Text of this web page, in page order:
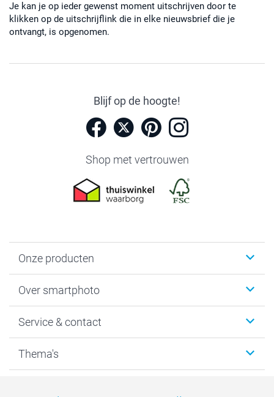
Je kan je op ieder gewenst moment uitschrijven door te
klikken op de uitschrijflink die in elke nieuwsbrief die je
ontvangt, is opgenomen.
Blijf op de hoogte!
Shop met vertrouwen
Onze producten
Fotoboeken
Fotocadeaus
Kaarten
Over smartphoto
Vacatures
Bestelproces
Service & contact
Tevredenheidsgarantie
Thema's